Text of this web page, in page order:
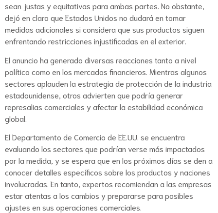
sean justas y equitativas para ambas partes. No obstante,
dejó en claro que Estados Unidos no dudará en tomar
medidas adicionales si considera que sus productos siguen
enfrentando restricciones injustificadas en el exterior.
El anuncio ha generado diversas reacciones tanto a nivel
político como en los mercados financieros. Mientras algunos
sectores aplauden la estrategia de protección de la industria
estadounidense, otros advierten que podría generar
represalias comerciales y afectar la estabilidad económica
global.
El Departamento de Comercio de EE.UU. se encuentra
evaluando los sectores que podrían verse más impactados
por la medida, y se espera que en los próximos días se den a
conocer detalles específicos sobre los productos y naciones
involucradas. En tanto, expertos recomiendan a las empresas
estar atentas a los cambios y prepararse para posibles
ajustes en sus operaciones comerciales.